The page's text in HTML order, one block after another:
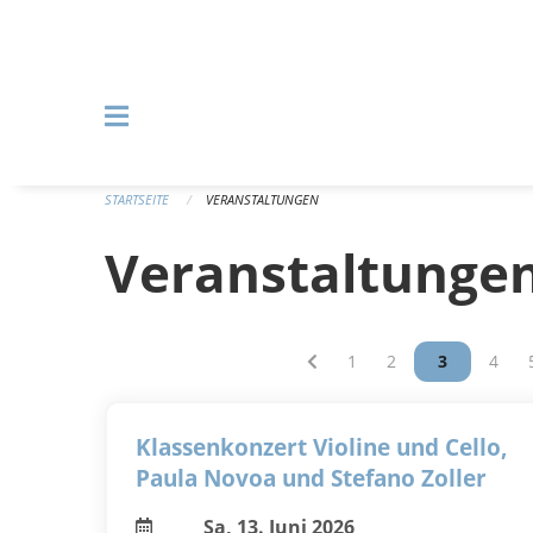
STARTSEITE VERANSTALTUNGEN
Vous êtes sur la page
1 Vous êtes sur la
2 Vous êtes
3 Vous
4
Klassenkonzert Violine und Cello,
Paula Novoa und Stefano Zoller
Sa, 13. Juni 2026